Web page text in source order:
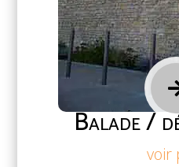
Balade /
voir